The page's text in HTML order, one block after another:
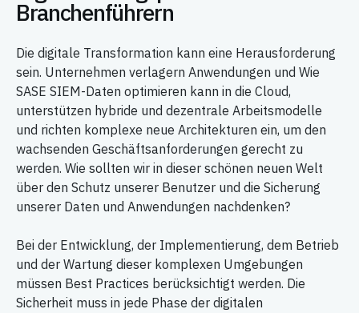
Branchenführern
Die digitale Transformation kann eine Herausforderung
sein. Unternehmen verlagern Anwendungen und Wie
SASE SIEM-Daten optimieren kann in die Cloud,
unterstützen hybride und dezentrale Arbeitsmodelle
und richten komplexe neue Architekturen ein, um den
wachsenden Geschäftsanforderungen gerecht zu
werden. Wie sollten wir in dieser schönen neuen Welt
über den Schutz unserer Benutzer und die Sicherung
unserer Daten und Anwendungen nachdenken?
Bei der Entwicklung, der Implementierung, dem Betrieb
und der Wartung dieser komplexen Umgebungen
müssen Best Practices berücksichtigt werden. Die
Sicherheit muss in jede Phase der digitalen